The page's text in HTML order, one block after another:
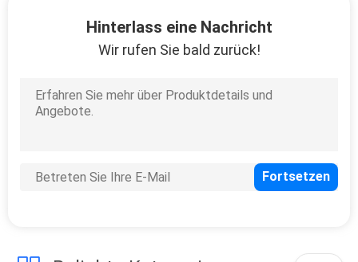
mit Mikrofon
Hinterlass eine Nachricht
Wir rufen Sie bald zurück!